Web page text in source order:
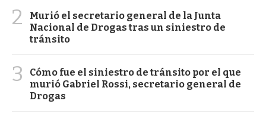
2
Murió el secretario general de la Junta
Nacional de Drogas tras un siniestro de
tránsito
3
Cómo fue el siniestro de tránsito por el que
murió Gabriel Rossi, secretario general de
Drogas